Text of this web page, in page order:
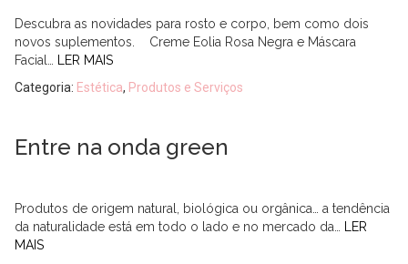
Descubra as novidades para rosto e corpo, bem como dois
novos suplementos. Creme Eolia Rosa Negra e Máscara
Facial…
LER MAIS
Categoria: Estética, Produtos e Serviços
Entre na onda green
Produtos de origem natural, biológica ou orgânica… a tendência
da naturalidade está em todo o lado e no mercado da…
LER
MAIS